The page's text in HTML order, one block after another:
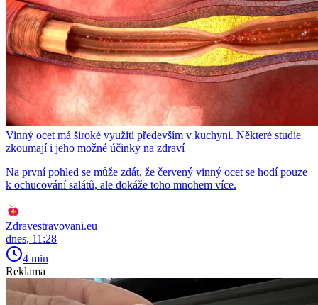
Vinný ocet má široké využití především v kuchyni. Některé studie
zkoumají i jeho možné účinky na zdraví
Na první pohled se může zdát, že červený vinný ocet se hodí pouze
k ochucování salátů, ale dokáže toho mnohem více.
Zdravestravovani.eu
dnes, 11:28
4 min
Reklama